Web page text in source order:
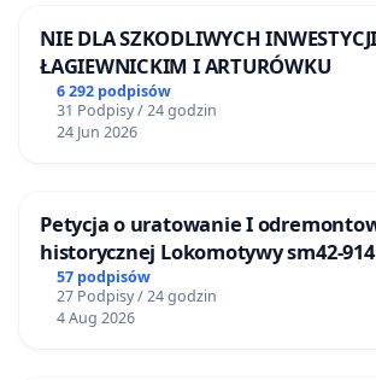
NIE DLA SZKODLIWYCH
ŁAGIEWNICKIM I ARTURÓWKU
6 292 podpisów
31 Podpisy / 24 godzin
24 Jun 2026
Petycja o uratowanie I
historycznej Lokomotywy sm42-914
57 podpisów
27 Podpisy / 24 godzin
4 Aug 2026